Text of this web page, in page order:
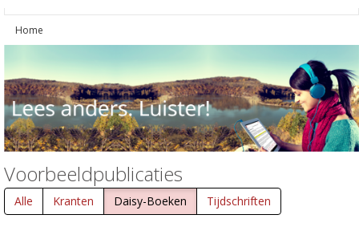
Home
Voorbeeldpublicaties
Alle Kranten Daisy-Boeken Tijdschriften